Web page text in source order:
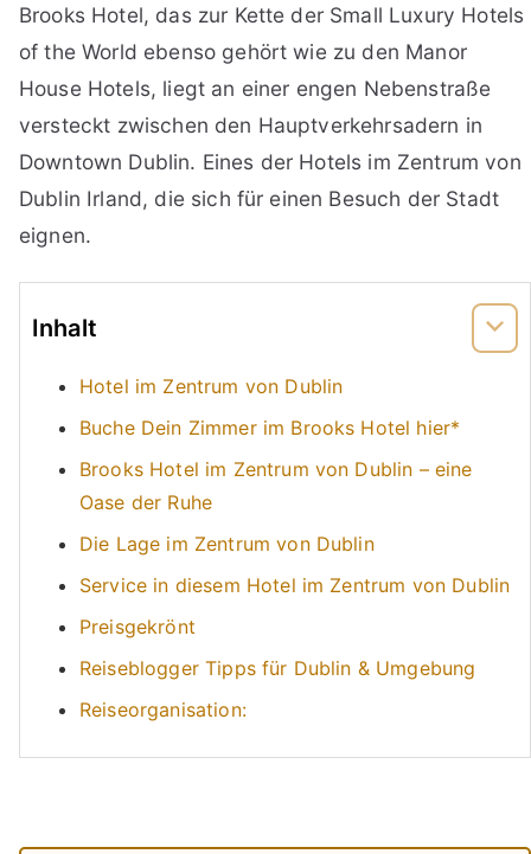
Brooks Hotel, das zur Kette der Small Luxury Hotels
of the World ebenso gehört wie zu den Manor
House Hotels, liegt an einer engen Nebenstraße
versteckt zwischen den Hauptverkehrsadern in
Downtown Dublin. Eines der Hotels im Zentrum von
Dublin Irland, die sich für einen Besuch der Stadt
eignen.
Inhalt
Hotel im Zentrum von Dublin
Buche Dein Zimmer im Brooks Hotel hier*
Brooks Hotel im Zentrum von Dublin – eine
Oase der Ruhe
Die Lage im Zentrum von Dublin
Service in diesem Hotel im Zentrum von Dublin
Preisgekrönt
Reiseblogger Tipps für Dublin & Umgebung
Reiseorganisation: